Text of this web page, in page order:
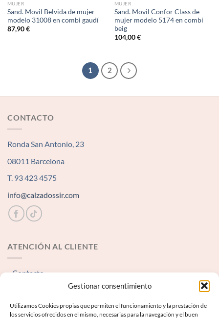
Gestionar consentimiento
Utilizamos Cookies propias que permiten el funcionamiento y la prestación de
los servicios ofrecidos en el mismo, necesarias para la navegación y el buen
MUJER
Sand. Movil Belvida de mujer
modelo 31008 en combi gaudí
87,90€
MUJER
Sand. Movil Confor Class de
mujer modelo 5174 en combi
beig
104,00€
1 2
CONTACTO
Ronda San Antonio, 23
08011 Barcelona
T. 93 423 4575
info@calzadossir.com
ATENCIÓN AL CLIENTE
Contacto
INFORMACIÓN LEGAL